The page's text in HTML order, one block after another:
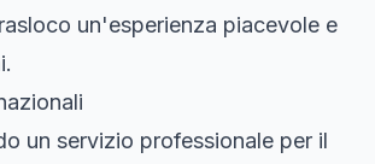
un'esperienza piacevole e
un servizio professionale per il